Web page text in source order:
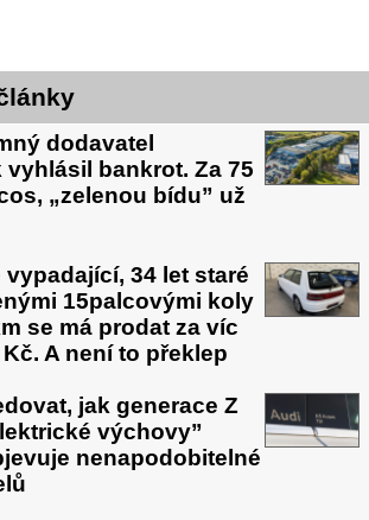
dodavatel
bankrot. Za 75
„zelenou bídu” už
vypadající, 34 let staré
15palcovými koly
se má prodat za víc
A není to překlep
jak generace Z
výchovy”
nenapodobitelné